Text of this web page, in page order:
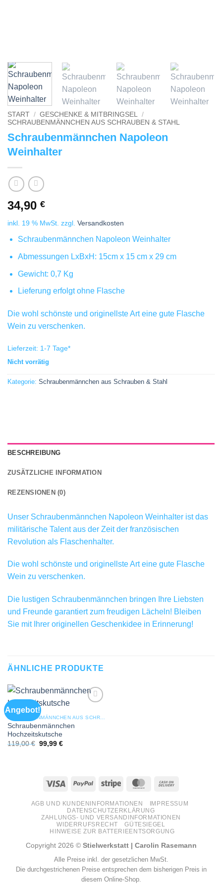
START / GESCHENKE & MITBRINGSEL /
SCHRAUBENMÄNNCHEN AUS SCHRAUBEN & STAHL
Schraubenmännchen Napoleon
Weinhalter
34,90 €
inkl. 19 % MwSt. zzgl. Versandkosten
Schraubenmännchen Napoleon Weinhalter
Abmessungen LxBxH: 15cm x 15 cm x 29 cm
Gewicht: 0,7 Kg
Lieferung erfolgt ohne Flasche
Die wohl schönste und originellste Art eine gute Flasche
Wein zu verschenken.
Lieferzeit: 1-7 Tage*
Nicht vorrätig
Kategorie: Schraubenmännchen aus Schrauben & Stahl
BESCHREIBUNG
ZUSÄTZLICHE INFORMATION
REZENSIONEN (0)
Unser Schraubenmännchen Napoleon Weinhalter ist das
militärische Talent aus der Zeit der französischen
Revolution als Flaschenhalter.
Die wohl schönste und originellste Art eine gute Flasche
Wein zu verschenken.
Die lustigen Schraubenmännchen bringen Ihre Liebsten
und Freunde garantiert zum freudigen Lächeln! Bleiben
Sie mit Ihrer originellen Geschenkidee in Erinnerung!
ÄHNLICHE PRODUKTE
Angebot!
wishlist
Schraubenmännchen
Hochzeitskutsche
119,00€ Ursprünglicher
Preis
99,99 €Aktueller
Visa PayPal Stripe MasterCard
Delivery
AGB UND KUNDENINFORMATIONEN
IMPRESSUM
DATENSCHUTZERKLÄRUNG
ZAHLUNGS- UND VERSANDINFORMATIONEN
WIDERRUFSRECHT
GÜTESIEGEL
HINWEISE ZUR BATTERIEENTSORGUNG
Copyright 2026 © Stielwerkstatt | Carolin Rasemann
Alle Preise inkl. der gesetzlichen MwSt.
Die durchgestrichenen Preise entsprechen dem bisherigen Preis in
diesem Online-Shop.